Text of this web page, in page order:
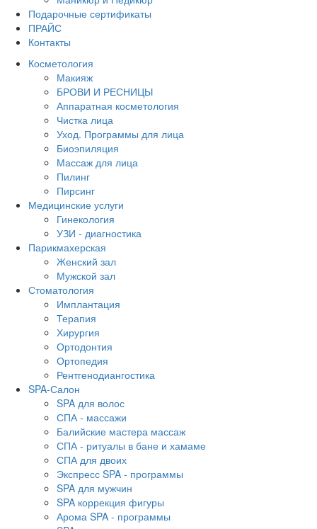
Подарочные сертификаты
ПРАЙС
Контакты
Косметология
Макияж
БРОВИ И РЕСНИЦЫ
Аппаратная косметология
Чистка лица
Уход. Программы для лица
Биоэпиляция
Массаж для лица
Пилинг
Пирсинг
Медицинские услуги
Гинекология
УЗИ - диагностика
Парикмахерская
Женский зал
Мужской зал
Стоматология
Имплантация
Терапия
Хирургия
Ортодонтия
Ортопедия
Рентгенодиангостика
SPA-Салон
SPA для волос
СПА - массажи
Балийские мастера массаж
СПА - ритуалы в бане и хамаме
СПА для двоих
Экспресс SPA - программы
SPA для мужчин
SPA коррекция фигуры
Арома SPA - программы